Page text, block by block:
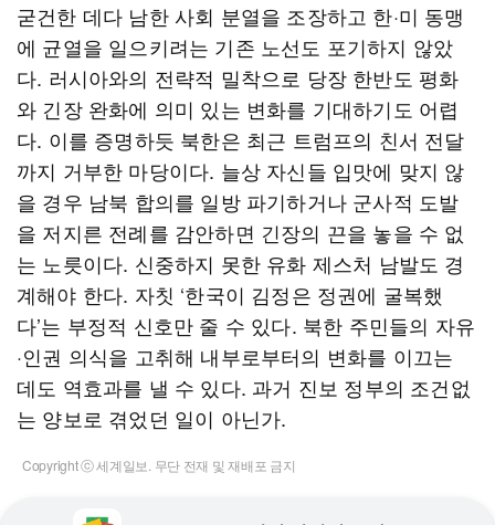
굳건한 데다 남한 사회 분열을 조장하고 한·미 동맹
에 균열을 일으키려는 기존 노선도 포기하지 않았
다. 러시아와의 전략적 밀착으로 당장 한반도 평화
와 긴장 완화에 의미 있는 변화를 기대하기도 어렵
다. 이를 증명하듯 북한은 최근 트럼프의 친서 전달
까지 거부한 마당이다. 늘상 자신들 입맛에 맞지 않
을 경우 남북 합의를 일방 파기하거나 군사적 도발
을 저지른 전례를 감안하면 긴장의 끈을 놓을 수 없
는 노릇이다. 신중하지 못한 유화 제스처 남발도 경
계해야 한다. 자칫 ‘한국이 김정은 정권에 굴복했
다’는 부정적 신호만 줄 수 있다. 북한 주민들의 자유
·인권 의식을 고취해 내부로부터의 변화를 이끄는
데도 역효과를 낼 수 있다. 과거 진보 정부의 조건없
는 양보로 겪었던 일이 아닌가.
Copyright ⓒ 세계일보. 무단 전재 및 재배포 금지